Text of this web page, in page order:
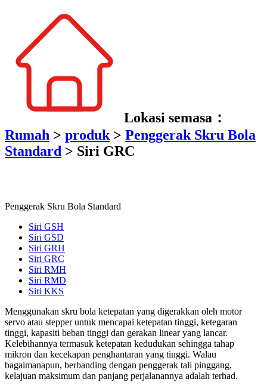
Lokasi semasa：
Rumah > produk > Penggerak Skru Bola
Standard > Siri GRC
Penggerak Skru Bola Standard
Siri GSH
Siri GSD
Siri GRH
Siri GRC
Siri RMH
Siri RMD
Siri KKS
Menggunakan skru bola ketepatan yang digerakkan oleh motor
servo atau stepper untuk mencapai ketepatan tinggi, ketegaran
tinggi, kapasiti beban tinggi dan gerakan linear yang lancar.
Kelebihannya termasuk ketepatan kedudukan sehingga tahap
mikron dan kecekapan penghantaran yang tinggi. Walau
bagaimanapun, berbanding dengan penggerak tali pinggang,
kelajuan maksimum dan panjang perjalanannya adalah terhad.